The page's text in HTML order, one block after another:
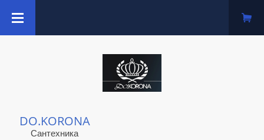
DO.KORONA
Сантехника